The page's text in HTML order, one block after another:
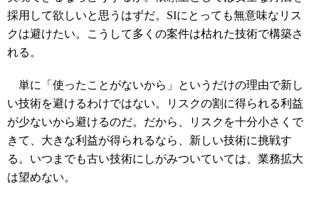
採用して欲しいと思うはずだ。SIにとっても無意味なリス
クは避けたい。こうして多くの案件は枯れた技術で構築さ
れる。
単に「使ったことがないから」というだけの理由で新し
い技術を避けるわけではない。リスクの割に得られる利益
が少ないから避けるのだ。だから、リスクを十分小さくで
きて、大きな利益が得られるなら、新しい技術に挑戦す
る。いつまでも古い技術にしがみついていては、業務拡大
は望めない。